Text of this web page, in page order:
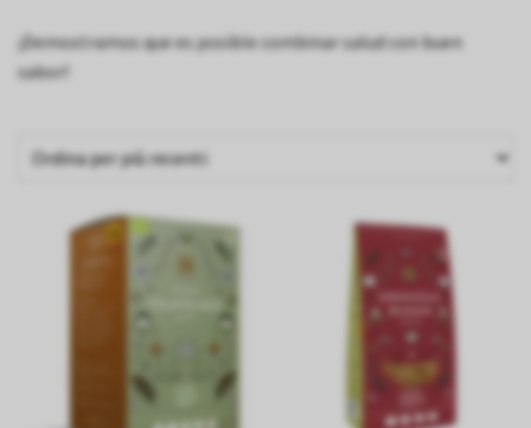
¡Demostramos que es posible combinar salud con buen
sabor!